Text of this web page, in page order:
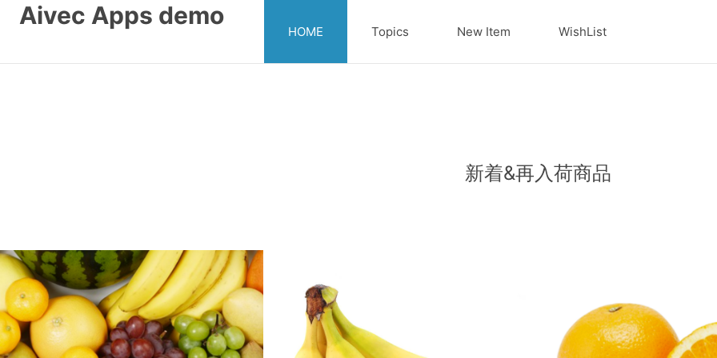
Aivec Apps demo
HOME Topics New Item WishList
新着&再入荷商品